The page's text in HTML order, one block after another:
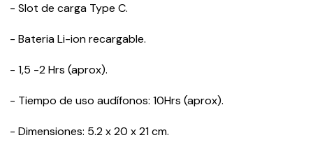
- Slot de carga Type C.
- Bateria Li-ion recargable.
- 1,5 -2 Hrs (aprox).
- Tiempo de uso audífonos: 10Hrs (aprox).
- Dimensiones: 5.2 x 20 x 21 cm.